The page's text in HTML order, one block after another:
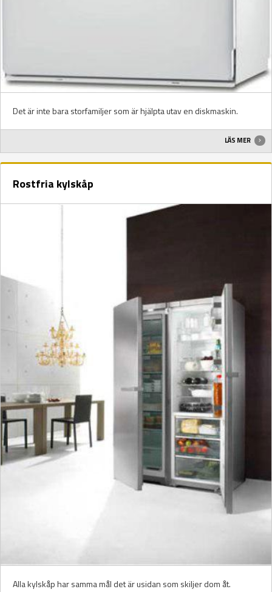
Det är inte bara storfamiljer som är hjälpta utav en diskmaskin.
LÄS MER
Rostfria kylskåp
Alla kylskåp har samma mål det är usidan som skiljer dom åt.